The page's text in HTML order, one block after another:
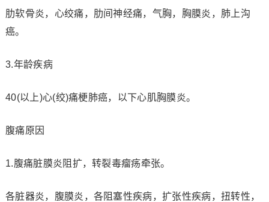
肋软骨炎，心绞痛，肋间神经痛，气胸，胸膜炎，肺上沟
癌。
3.年龄疾病
40(以上)心(绞)痛梗肺癌，以下心肌胸膜炎。
腹痛原因
1.腹痛脏膜炎阻扩，转裂毒瘤疡牵张。
各脏器炎，腹膜炎，各阻塞性疾病，扩张性疾病，扭转性，